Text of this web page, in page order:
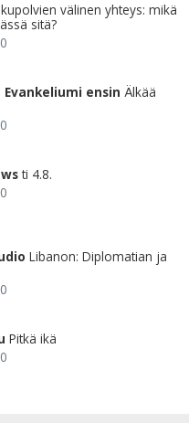
välinen yhteys: mikä
sitä?
Evankeliumi ensin Älkää
ti 4.8.
Libanon: Diplomatian ja
Pitkä ikä